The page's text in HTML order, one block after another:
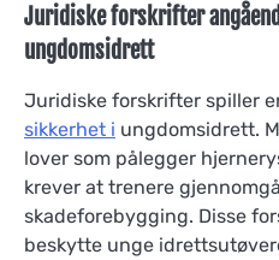
Juridiske forskrifter
ungdomsidrett
Juridiske forskrifter spiller
sikkerhet i ungdomsidrett.
lover som pålegger
krever at trenere
skadeforebygging. Disse
beskytte unge